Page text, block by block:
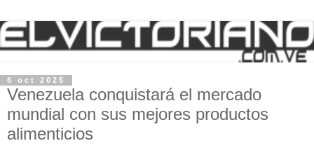
6 oct 2025
Venezuela conquistará el mercado
mundial con sus mejores productos
alimenticios